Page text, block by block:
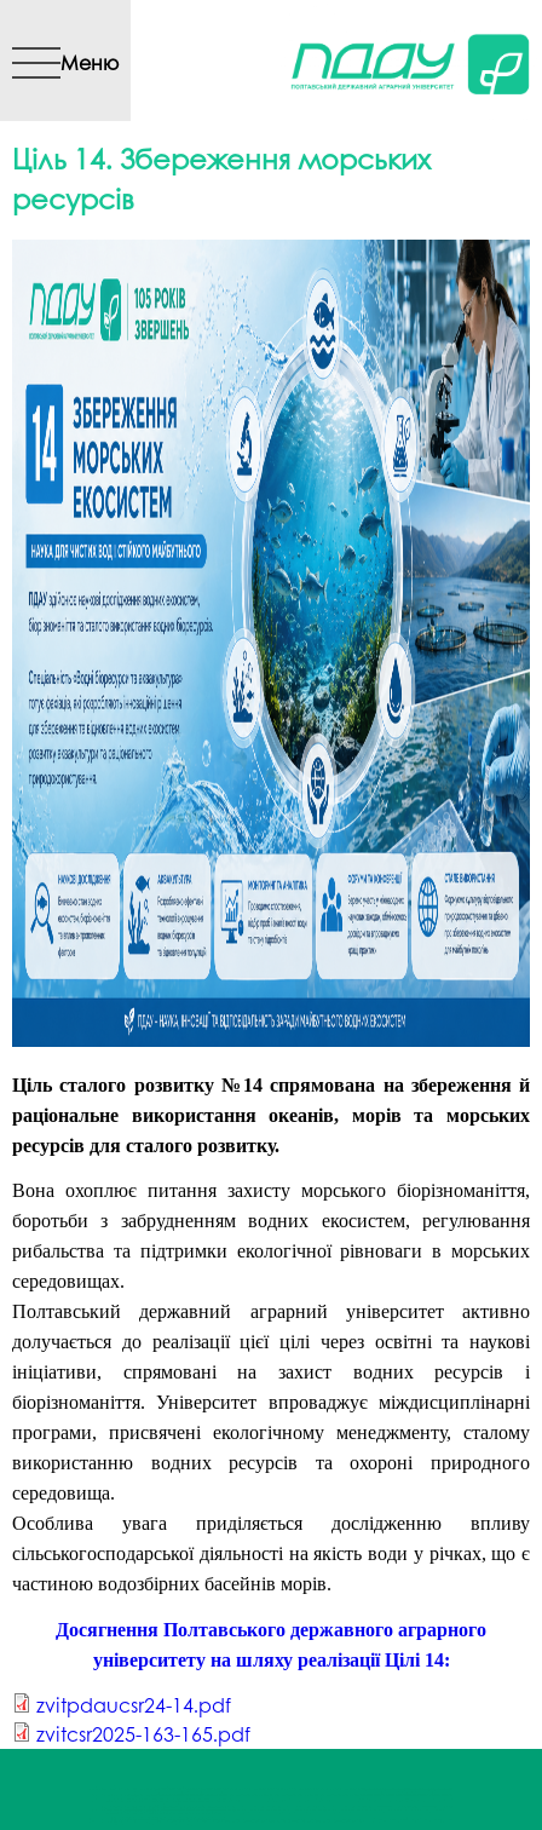
вмісту
Меню
Ціль 14. Збереження морських
ресурсів
Ціль сталого розвитку №14 спрямована на збереження й
раціональне використання океанів, морів та морських
ресурсів для сталого розвитку.
Вона охоплює питання захисту морського біорізноманіття,
боротьби з забрудненням водних екосистем, регулювання
рибальства та підтримки екологічної рівноваги в морських
середовищах.
Полтавський державний аграрний університет активно
долучається до реалізації цієї цілі через освітні та наукові
ініціативи, спрямовані на захист водних ресурсів і
біорізноманіття. Університет впроваджує міждисциплінарні
програми, присвячені екологічному менеджменту, сталому
використанню водних ресурсів та охороні природного
середовища.
Особлива увага приділяється дослідженню впливу
сільськогосподарської діяльності на якість води у річках, що є
частиною водозбірних басейнів морів.
Досягнення Полтавського державного аграрного
університету на шляху реалізації Цілі 14:
zvitpdaucsr24-14.pdf
zvitcsr2025-163-165.pdf